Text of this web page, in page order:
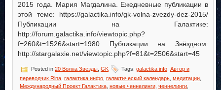
2015 года. Мария Магдалина. Ежедневные публикации в
этой теме: https://galactika.info/gk-volna-zvezdy-dez-2015/
Публикации на Галактике:
http://forum.galactika.info/viewtopic.php?
f=260&t=1526&start=1980 Публикации на Звёздном:
http://stargalaxie.net/viewtopic.php?f=81&t=2506&start=45
Posted in 20 Волна Звезды GK Tags: galactika info Автор и
переводчик Rina галактика инфо галактический календарь медитации
Международный Проект Галактика новые ченнелинги ченнелинги